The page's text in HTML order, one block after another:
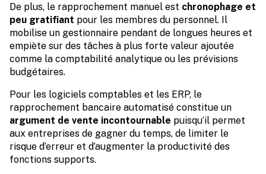
De plus, le rapprochement manuel est chronophage et
peu gratifiant pour les membres du personnel. Il
mobilise un gestionnaire pendant de longues heures et
empiète sur des tâches à plus forte valeur ajoutée
comme la comptabilité analytique ou les prévisions
budgétaires.
Pour les logiciels comptables et les ERP, le
rapprochement bancaire automatisé constitue un
argument de vente incontournable puisqu’il permet
aux entreprises de gagner du temps, de limiter le
risque d’erreur et d’augmenter la productivité des
fonctions supports.